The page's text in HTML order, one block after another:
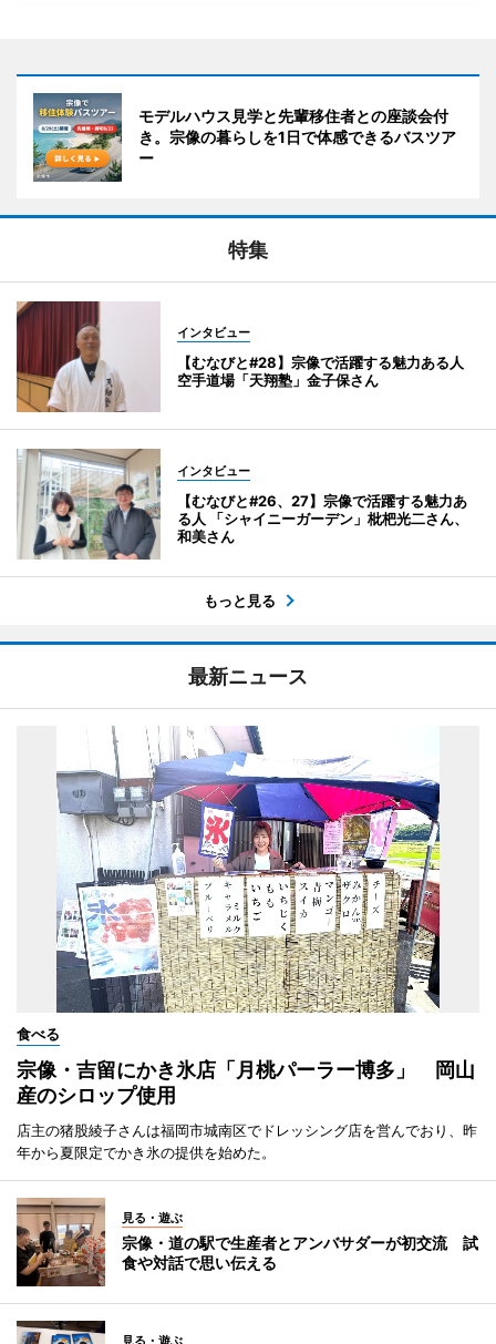
モデルハウス見学と先輩移住者との座談会付
き。宗像の暮らしを1日で体感できるバスツア
ー
特集
インタビュー
【むなびと#28】宗像で活躍する魅力ある人
空手道場「天翔塾」金子保さん
インタビュー
【むなびと#26、27】宗像で活躍する魅力あ
る人 「シャイニーガーデン」枇杷光二さん、
和美さん
もっと見る
最新ニュース
食べる
宗像・吉留にかき氷店「月桃パーラー博多」 岡山
産のシロップ使用
店主の猪股綾子さんは福岡市城南区でドレッシング店を営んでおり、昨
年から夏限定でかき氷の提供を始めた。
見る・遊ぶ
宗像・道の駅で生産者とアンバサダーが初交流 試
食や対話で思い伝える
見る・遊ぶ